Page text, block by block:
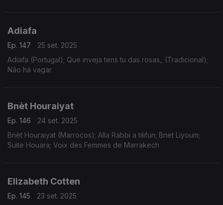
Adiafa
Ep. 147
25 set. 2025
Adiafa (Portugal); Que inveja tens tu das rosas_ (Tradicional);
Não há vagar
Bnèt Houraiyat
Ep. 146
24 set. 2025
Bnèt Houraiyat (Marrocos); Alla Rabbi a tilifun; Bnet Liyoum;
Suite Houara; Voix des Femmes de Marrakech
Elizabeth Cotten
Ep. 145
23 set. 2025